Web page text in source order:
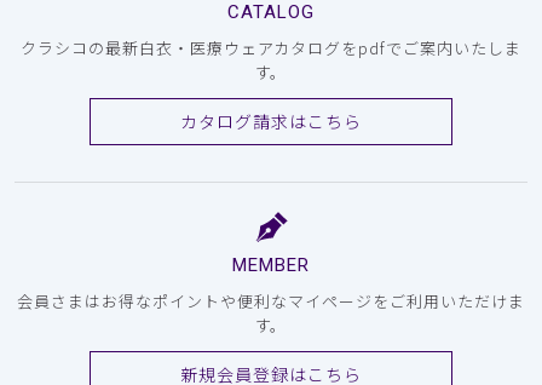
CATALOG
クラシコの最新白衣・医療ウェアカタログをpdfでご案内いたしま
す。
カタログ請求はこちら
MEMBER
会員さまはお得なポイントや便利なマイページをご利用いただけま
す。
新規会員登録はこちら